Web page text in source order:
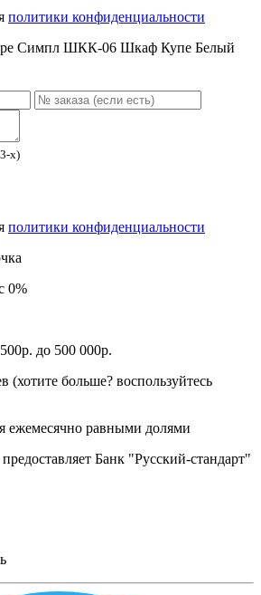
политики конфиденциальности
Симпл ШКК-06 Шкаф Купе Белый
х)
политики конфиденциальности
0%
до 500 000р.
(хотите больше? воспользуйтесь
ежемесячно равными долями
Банк "Русский-стандарт"